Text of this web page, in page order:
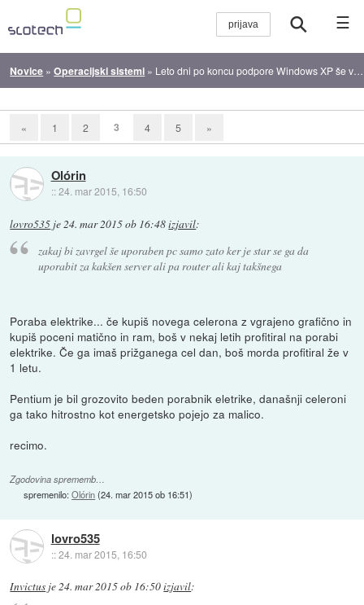
☰
Novice »Operacijski sistemi » Leto dni po koncu podpore Windows XP še vedno brca
« 1 2 3 4 5 »
Olórin
::24. mar 2015, 16:50
lovro535 je24. mar 2015 ob 16:48izjavil:
zakaj bi zavrgel še uporaben pc samo zato ker je star se ga da
uporabit za kakšen server ali pa router ali kaj takšnega
Poraba elektrike... če kupiš novega celerona z vgrajeno grafično in
kupiš poceni matično in ram, boš v nekaj letih profitiral na porabi
elektrike. Če ga imaš prižganega cel dan, boš morda profitiral že v
1 letu.
Pentium je bil grozovito beden porabnik eletrike, današnji celeroni
ga tako hitrostno kot energetsko pojejo za malico.
recimo.
Zgodovina sprememb…
spremenilo:Olórin(24. mar 2015 ob 16:51)
lovro535
::24. mar 2015, 16:50
Invictus je24. mar 2015 ob 16:50izjavil: